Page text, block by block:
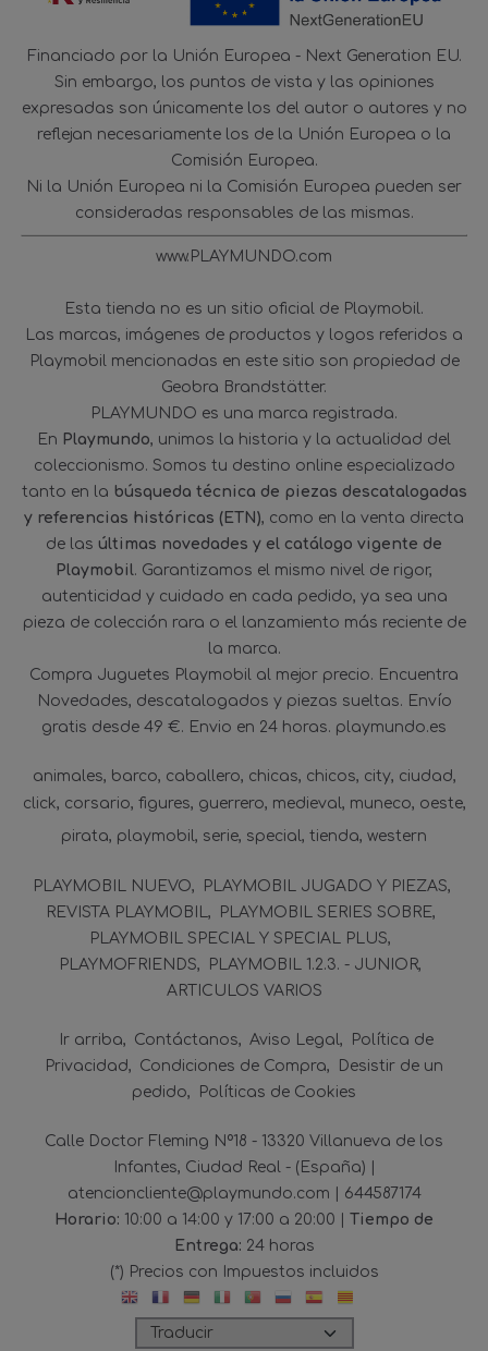
Financiado por la Unión Europea - Next Generation EU.
Sin embargo, los puntos de vista y las opiniones
expresadas son únicamente los del autor o autores y no
reflejan necesariamente los de la Unión Europea o la
Comisión Europea.
Ni la Unión Europea ni la Comisión Europea pueden ser
consideradas responsables de las mismas.
www.PLAYMUNDO.com
Esta tienda no es un sitio oficial de Playmobil.
Las marcas, imágenes de productos y logos referidos a
Playmobil mencionadas en este sitio son propiedad de
Geobra Brandstätter.
PLAYMUNDO es una marca registrada.
En Playmundo, unimos la historia y la actualidad del
coleccionismo. Somos tu destino online especializado
tanto en la búsqueda técnica de piezas descatalogadas
y referencias históricas (ETN), como en la venta directa
de las últimas novedades y el catálogo vigente de
Playmobil. Garantizamos el mismo nivel de rigor,
autenticidad y cuidado en cada pedido, ya sea una
pieza de colección rara o el lanzamiento más reciente de
la marca.
Compra Juguetes Playmobil al mejor precio. Encuentra
Novedades, descatalogados y piezas sueltas. Envío
gratis desde 49 €. Envio en 24 horas. playmundo.es
animales barco caballero chicas chicos city ciudad
click corsario figures guerrero medieval muneco oeste
pirata playmobil serie special tienda western
PLAYMOBIL NUEVO
PLAYMOBIL JUGADO Y PIEZAS
REVISTA PLAYMOBIL
PLAYMOBIL SERIES SOBRE
PLAYMOBIL SPECIAL Y SPECIAL PLUS
PLAYMOFRIENDS
PLAYMOBIL 1.2.3. - JUNIOR
ARTICULOS VARIOS
Ir arriba Contáctanos Aviso Legal
Política de
Privacidad
Condiciones de Compra
Desistir de un
pedido
Políticas de Cookies
Calle Doctor Fleming Nº18 - 13320 Villanueva de los
Infantes, Ciudad Real - (España) |
atencioncliente@playmundo.com | 644587174
Horario: 10:00 a 14:00 y 17:00 a 20:00 | Tiempo de
Entrega: 24 horas
(*) Precios con Impuestos incluidos